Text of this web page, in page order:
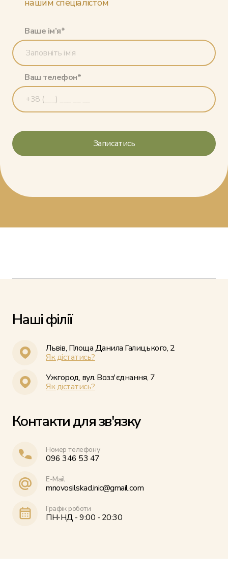
Ваше ім’я*
Ваш телефон*
Наші філії
Львів, Площа Данила Галицького, 2
Як дістатись?
Ужгород, вул. Возз'єднання, 7
Як дістатись?
Контакти для зв'язку
Номер телефону
096 346 53 47
E-Mail
mnovosilskaclinic@gmail.com
Графік роботи
ПН-НД - 9:00 - 20:30